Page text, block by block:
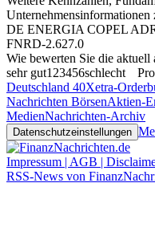
DE ENERGIA COPEL
FNRD-2.627.0
Wie bewerten Sie die aktuell
sehr gut1 23456schlecht
Deutschland 40Xetra-
Nachrichten BörsenAktien-
MedienNachrichten-Archiv
Datenschutzeinstellungen
Impressum | AGB |
RSS-News von